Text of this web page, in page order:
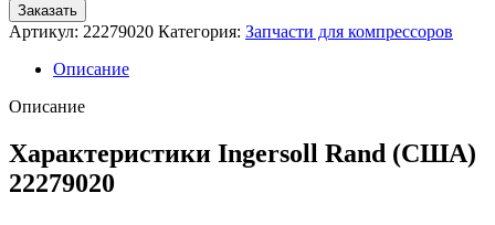
Заказать
Артикул: 22279020 Категория: Запчасти для компрессоров
Описание
Описание
Характеристики Ingersoll Rand (США)
22279020